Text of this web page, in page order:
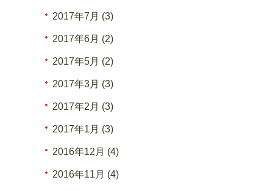
2017年7月 (3)
2017年6月 (2)
2017年5月 (2)
2017年3月 (3)
2017年2月 (3)
2017年1月 (3)
2016年12月 (4)
2016年11月 (4)